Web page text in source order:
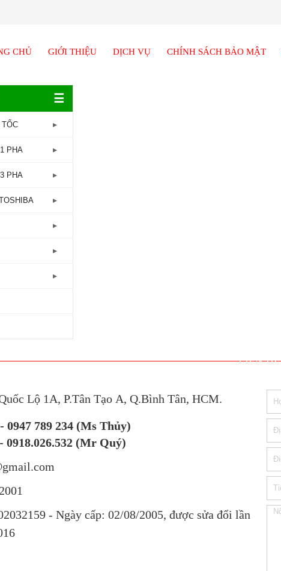
CHỦ GIỚI THIỆU DỊCH VỤ CHÍNH SÁCH BẢO MẬT
☰
PHA
-
PHA
- 960RPM
-
Bích
- 2800RPM
- 1450RPM
LIÊN HỆ
Lộ 1A, P.Tân Tạo A, Q.Bình Tân, HCM.
789 234 (Ms Thủy)
(Mr Quý)
- Ngày cấp: 02/08/2005, được sửa đổi lần